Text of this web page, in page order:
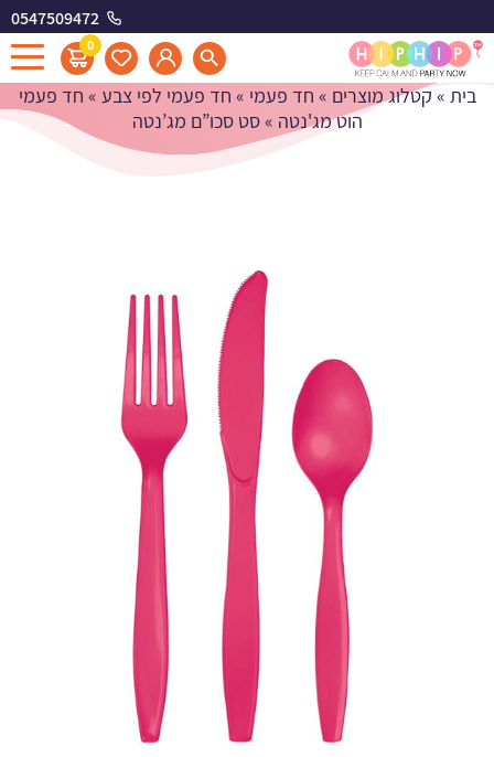
0547509472
0
סט סכו"ם מג'נטה
בית » קטלוג מוצרים » חד פעמי » חד פעמי לפי צבע » חד פעמי
הוט מג'נטה »סט סכו”ם מג’נטה